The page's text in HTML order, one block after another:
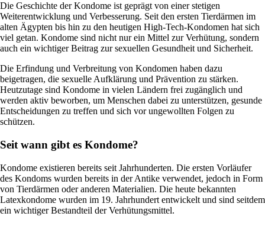
Die Geschichte der Kondome ist geprägt von einer stetigen
Weiterentwicklung und Verbesserung. Seit den ersten Tierdärmen im
alten Ägypten bis hin zu den heutigen High-Tech-Kondomen hat sich
viel getan. Kondome sind nicht nur ein Mittel zur Verhütung, sondern
auch ein wichtiger Beitrag zur sexuellen Gesundheit und Sicherheit.
Die Erfindung und Verbreitung von Kondomen haben dazu
beigetragen, die sexuelle Aufklärung und Prävention zu stärken.
Heutzutage sind Kondome in vielen Ländern frei zugänglich und
werden aktiv beworben, um Menschen dabei zu unterstützen, gesunde
Entscheidungen zu treffen und sich vor ungewollten Folgen zu
schützen.
Seit wann gibt es Kondome?
Kondome existieren bereits seit Jahrhunderten. Die ersten Vorläufer
des Kondoms wurden bereits in der Antike verwendet, jedoch in Form
von Tierdärmen oder anderen Materialien. Die heute bekannten
Latexkondome wurden im 19. Jahrhundert entwickelt und sind seitdem
ein wichtiger Bestandteil der Verhütungsmittel.